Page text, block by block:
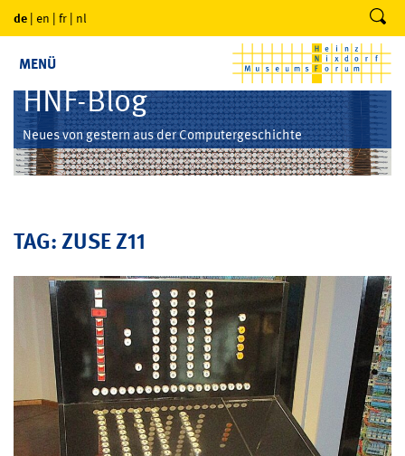
de | en | fr | nl
MENÜ
HNF-Blog
Neues von gestern aus der Computergeschichte
TAG: ZUSE Z11